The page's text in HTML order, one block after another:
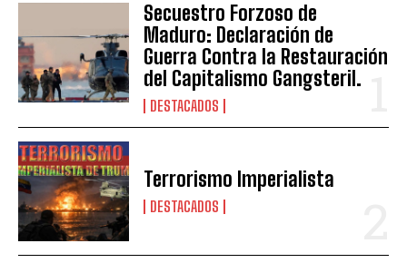
Secuestro Forzoso de
Maduro: Declaración de
Guerra Contra la Restauración
del Capitalismo Gangsteril.
DESTACADOS
Terrorismo Imperialista
DESTACADOS